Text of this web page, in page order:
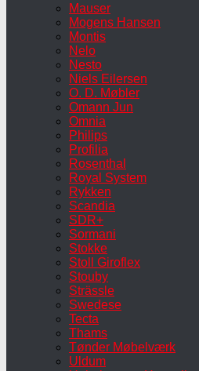
Mauser
Mogens Hansen
Montis
Nelo
Nesto
Niels Eilersen
O. D. Møbler
Omann Jun
Omnia
Philips
Profilia
Rosenthal
Royal System
Rykken
Scandia
SDR+
Sormani
Stokke
Stoll Giroflex
Stouby
Strässle
Swedese
Tecta
Thams
Tønder Møbelværk
Uldum